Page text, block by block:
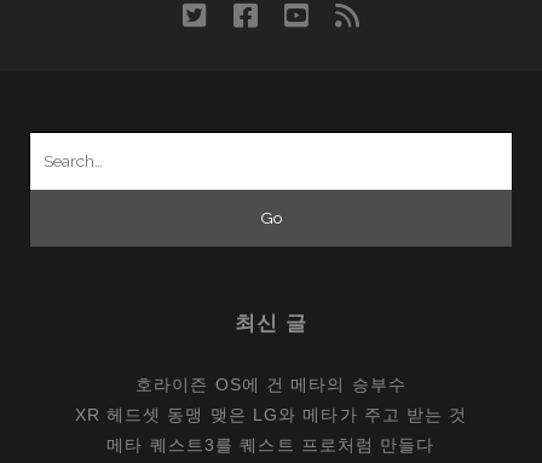
twitter facebook
youtube
rss
최신 글
호라이즌 OS에 건 메타의 승부수
XR 헤드셋 동맹 맺은 LG와 메타가 주고 받는 것
메타 퀘스트3를 퀘스트 프로처럼 만들다